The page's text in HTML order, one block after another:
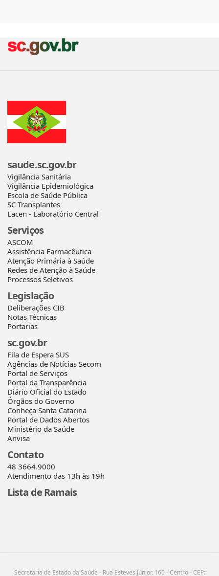
saude.sc.gov.br
Vigilância Sanitária
Vigilância Epidemiológica
Escola de Saúde Pública
SC Transplantes
Lacen - Laboratório Central
Serviços
ASCOM
Assistência Farmacêutica
Atenção Primária à Saúde
Redes de Atenção à Saúde
Processos Seletivos
Legislação
Deliberações CIB
Notas Técnicas
Portarias
sc.gov.br
Fila de Espera SUS
Agências de Notícias Secom
Portal de Serviços
Portal da Transparência
Diário Oficial do Estado
Órgãos do Governo
Conheça Santa Catarina
Portal de Dados Abertos
Ministério da Saúde
Anvisa
Contato
48 3664.9000
Atendimento das 13h às 19h
Lista de Ramais
Secretaria de Estado da Saúde - Rua Esteves Júnior, 160 - Centro - CEP: